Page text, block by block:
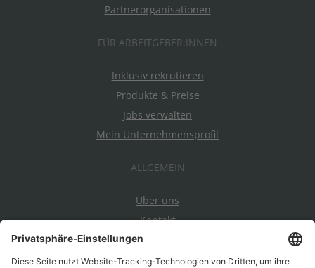
Partnerorganisationen
FÜR ARBEITGEBER:INNEN
Inklusiv rekrutieren
Produkte & Preise
Jobs verwalten
Mein Unternehmensprofil
ALLGEMEIN
Über uns
Kontakt
Datenschutz
Impressum